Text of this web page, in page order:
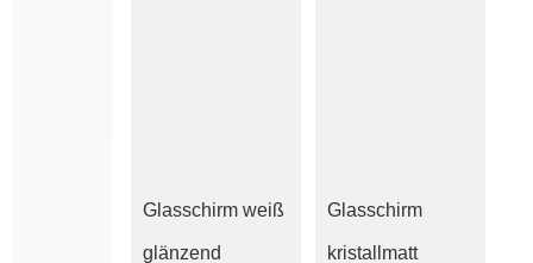
Griffrand
6
Glasschirm weiß
glänzend
Glasschirm
kristallmatt